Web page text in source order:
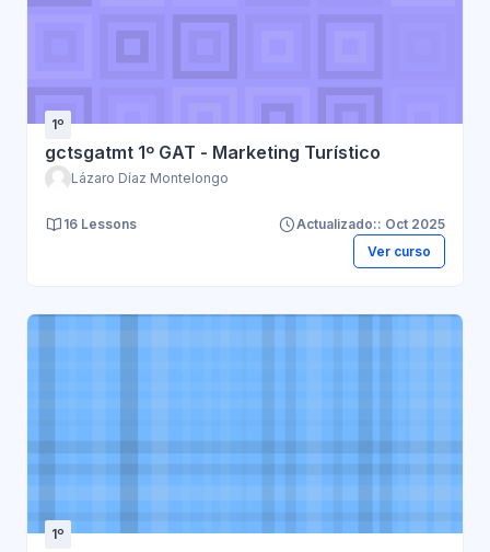
1º
gctsgatmt 1º GAT - Marketing Turístico
Lázaro Díaz Montelongo
16 Lessons
Actualizado:: Oct 2025
Ver curso
1º